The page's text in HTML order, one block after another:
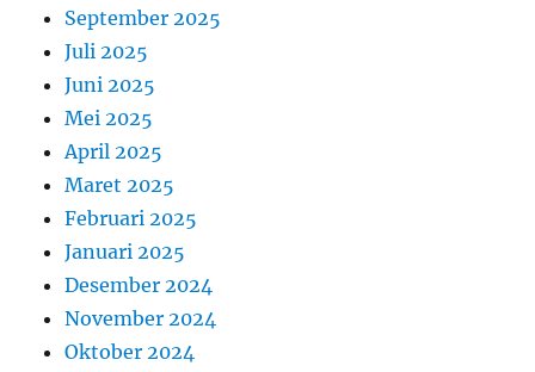
September 2025
Juli 2025
Juni 2025
Mei 2025
April 2025
Maret 2025
Februari 2025
Januari 2025
Desember 2024
November 2024
Oktober 2024